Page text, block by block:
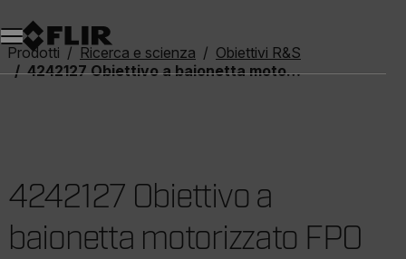
Unread messages
Modello
Rimuovi
articoli
articolo
Aggiungi al carrello
Aggiunto al carrello
Prodotti Ricerca e scienza
Obiettivi R&S
4242127 Obiettivo a baionetta motorizzato FPO a banda larga, 50 mm, 1,0-5,5 µm, f/2.5
4242127 Obiettivo a
baionetta motorizzato FPO